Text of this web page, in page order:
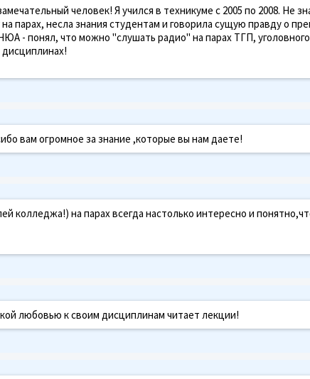
человек! Я учился в техникуме с 2005 по 2008. Не
парах, несла знания студентам и говорила сущую правду о
- понял, что можно "слушать радио" на парах ТГП,
вам огромное за знание ,которые вы нам даете!
колледжа!) на парах всегда настолько интересно и
любовью к своим дисциплинам читает лекции!